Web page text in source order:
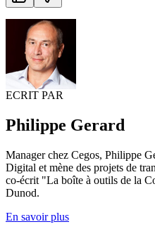
ECRIT PAR
Philippe Gerard
Manager chez Cegos, Philippe
Digital et mène des projets de
co-écrit "La boîte à outils de la
Dunod.
En savoir plus